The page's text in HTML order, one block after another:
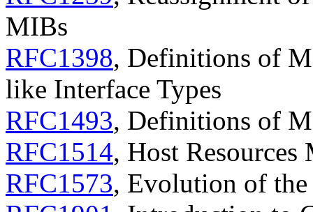
MIBs
RFC1398, Definitions of
like Interface Types
RFC1493, Definitions of
RFC1514, Host Resources
RFC1573, Evolution of